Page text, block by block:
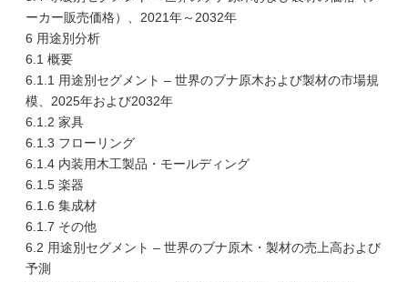
ーカー販売価格）、2021年～2032年
6 用途別分析
6.1 概要
6.1.1 用途別セグメント – 世界のブナ原木および製材の市場規
模、2025年および2032年
6.1.2 家具
6.1.3 フローリング
6.1.4 内装用木工製品・モールディング
6.1.5 楽器
6.1.6 集成材
6.1.7 その他
6.2 用途別セグメント – 世界のブナ原木・製材の売上高および
予測